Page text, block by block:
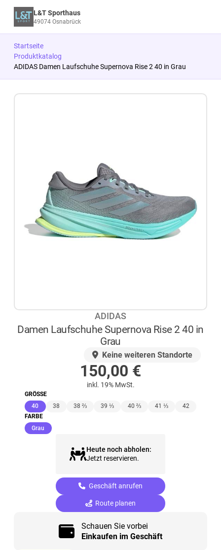
L&T Sporthaus
49074 Osnabrück
Startseite
Produktkatalog
ADIDAS Damen Laufschuhe Supernova Rise 2 40 in Grau
ADIDAS
Damen Laufschuhe Supernova Rise 2 40 in
Grau
Keine weiteren Standorte
150,00 €
inkl. 19% MwSt.
GRÖSSE
40(ausgewählt)
38 38 ⅔ 39 ⅓ 40 ⅔ 41 ⅓
42
FARBE
Grau (ausgewählt)
Heute noch abholen:
Jetzt reservieren.
Geschäft anrufen
Route planen
Schauen Sie vorbei
Einkaufen im Geschäft